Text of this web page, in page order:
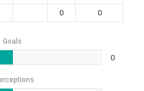
0 0
Goals
0